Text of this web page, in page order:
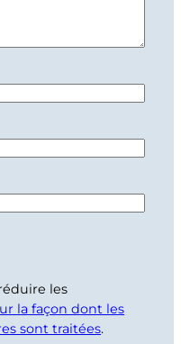
les
la façon dont les
sont traitées.